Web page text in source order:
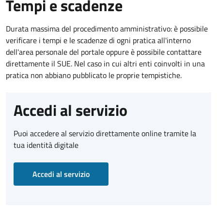
Tempi e scadenze
Durata massima del procedimento amministrativo: è possibile
verificare i tempi e le scadenze di ogni pratica all'interno
dell'area personale del portale oppure è possibile contattare
direttamente il SUE. Nel caso in cui altri enti coinvolti in una
pratica non abbiano pubblicato le proprie tempistiche.
Accedi al servizio
Puoi accedere al servizio direttamente online tramite la
tua identità digitale
Accedi al servizio